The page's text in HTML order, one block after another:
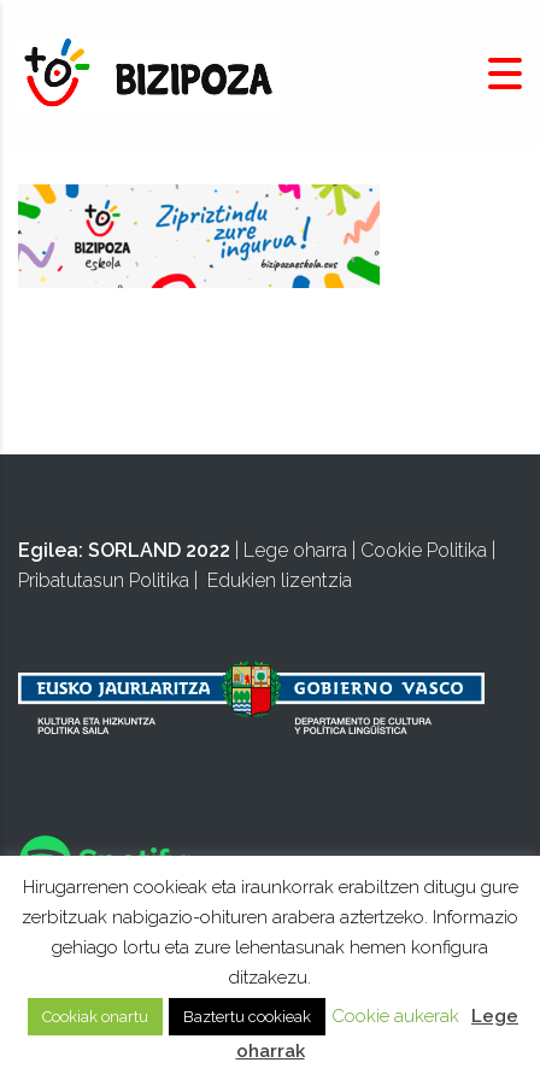
Egilea: SORLAND 2022 Lege oharra Cookie Politika
Pribatutasun Politika
Edukien lizentzia
Hirugarrenen cookieak eta iraunkorrak erabiltzen ditugu gure
zerbitzuak nabigazio-ohituren arabera aztertzeko. Informazio
gehiago lortu eta zure lehentasunak hemen konfigura
ditzakezu.
Cookiak onartu Baztertu cookieak Cookie aukerak
Lege
oharrak